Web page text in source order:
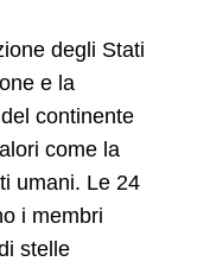
degli Stati
e la
continente
come la
umani. Le 24
i membri
stelle